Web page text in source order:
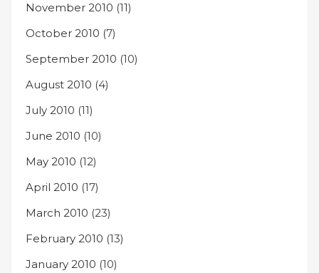
November 2010 (11)
October 2010 (7)
September 2010 (10)
August 2010 (4)
July 2010 (11)
June 2010 (10)
May 2010 (12)
April 2010 (17)
March 2010 (23)
February 2010 (13)
January 2010 (10)